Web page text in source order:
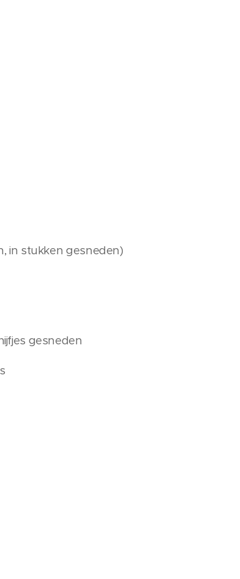
in stukken gesneden)
gesneden